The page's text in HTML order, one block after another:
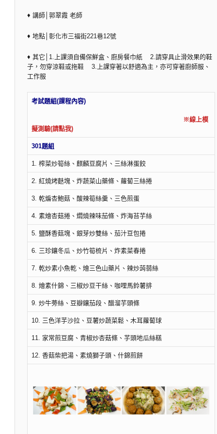
♦ 講師│郭翠霞 老師
♦ 地點│彰化市三福街221巷12號
♦ 其它│1.上課須自備保鮮盒、廚房餐巾紙 2.請穿具止滑效果的鞋
子，勿穿涼鞋或拖鞋 3.上課穿著以舒適為主，亦可穿著廚師服、
工作服
考試題組(課程內容)
※線上模
擬測驗(請點我)
301題組
1. 榨菜炒筍絲、麒麟豆腐片、三絲淋蛋餃
2. 紅燒烤麩塊、炸蔬菜山藥條、蘿蔔三絲捲
3. 乾煸杏鮑菇、酸辣筍絲羹、三色煎蛋
4. 素燴杏菇捲、燜燒辣味茄條、炸海苔芋絲
5. 鹽酥香菇塊、銀芽炒雙絲、茄汁豆包捲
6. 三珍鑲冬瓜、炒竹筍梳片、炸素菜春捲
7. 乾炒素小魚乾、燴三色山藥片、辣炒蒟蒻絲
8. 燴素什錦、三椒炒豆干絲、咖哩馬鈴薯排
9. 炒牛蒡絲、豆瓣鑲茄段、醋溜芋頭條
10. 三色洋芋沙拉、豆薯炒蔬菜鬆、木耳蘿蔔球
11. 家常煎豆腐、青椒炒杏菇條、芋頭地瓜絲糕
12. 香菇柴把湯、素燒獅子頭、什錦煎餅